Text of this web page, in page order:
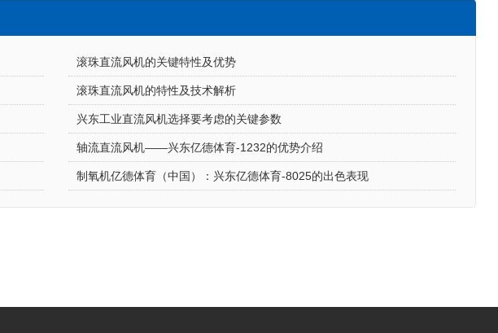
滚珠直流风机的关键特性及优势
滚珠直流风机的特性及技术解析
兴东工业直流风机选择要考虑的关键参数
轴流直流风机——兴东亿德体育-1232的优势介绍
制氧机亿德体育（中国）：兴东亿德体育-8025的出色表现